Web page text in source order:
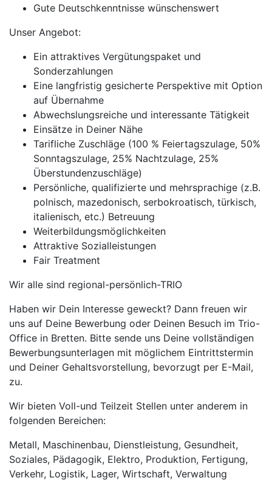
Gute Deutschkenntnisse wünschenswert
Unser Angebot:
Ein attraktives Vergütungspaket und
Sonderzahlungen
Eine langfristig gesicherte Perspektive mit Option
auf Übernahme
Abwechslungsreiche und interessante Tätigkeit
Einsätze in Deiner Nähe
Tarifliche Zuschläge (100 % Feiertagszulage, 50%
Sonntagszulage, 25% Nachtzulage, 25%
Überstundenzuschläge)
Persönliche, qualifizierte und mehrsprachige (z.B.
polnisch, mazedonisch, serbokroatisch, türkisch,
italienisch, etc.) Betreuung
Weiterbildungsmöglichkeiten
Attraktive Sozialleistungen
Fair Treatment
Wir alle sind regional-persönlich-TRIO
Haben wir Dein Interesse geweckt? Dann freuen wir
uns auf Deine Bewerbung oder Deinen Besuch im Trio-
Office in Bretten. Bitte sende uns Deine vollständigen
Bewerbungsunterlagen mit möglichem Eintrittstermin
und Deiner Gehaltsvorstellung, bevorzugt per E-Mail,
zu.
Wir bieten Voll-und Teilzeit Stellen unter anderem in
folgenden Bereichen:
Metall, Maschinenbau, Dienstleistung, Gesundheit,
Soziales, Pädagogik, Elektro, Produktion, Fertigung,
Verkehr, Logistik, Lager, Wirtschaft, Verwaltung